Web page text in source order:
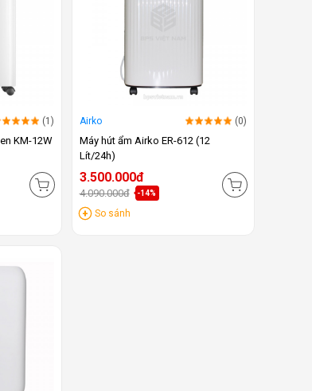
(1)
KM-12W
Airko (0)
Máy hút ẩm Airko ER-612 (12
Lít/24h)
3.500.000đ
4.090.000đ -14%
So sánh